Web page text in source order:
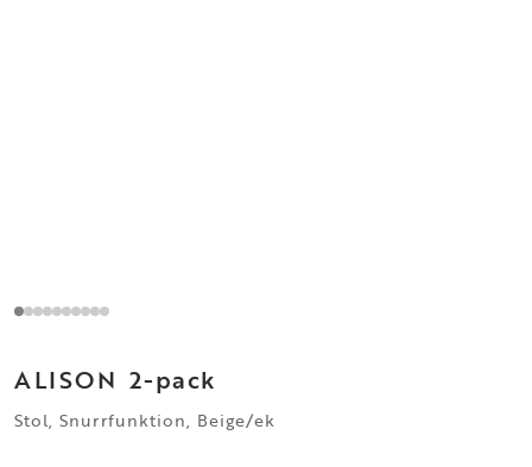
ALISON 2-pack
Stol, Snurrfunktion, Beige/ek